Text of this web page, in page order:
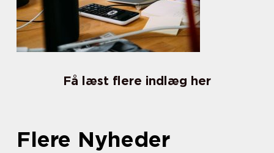
Få læst flere indlæg her
Flere Nyheder